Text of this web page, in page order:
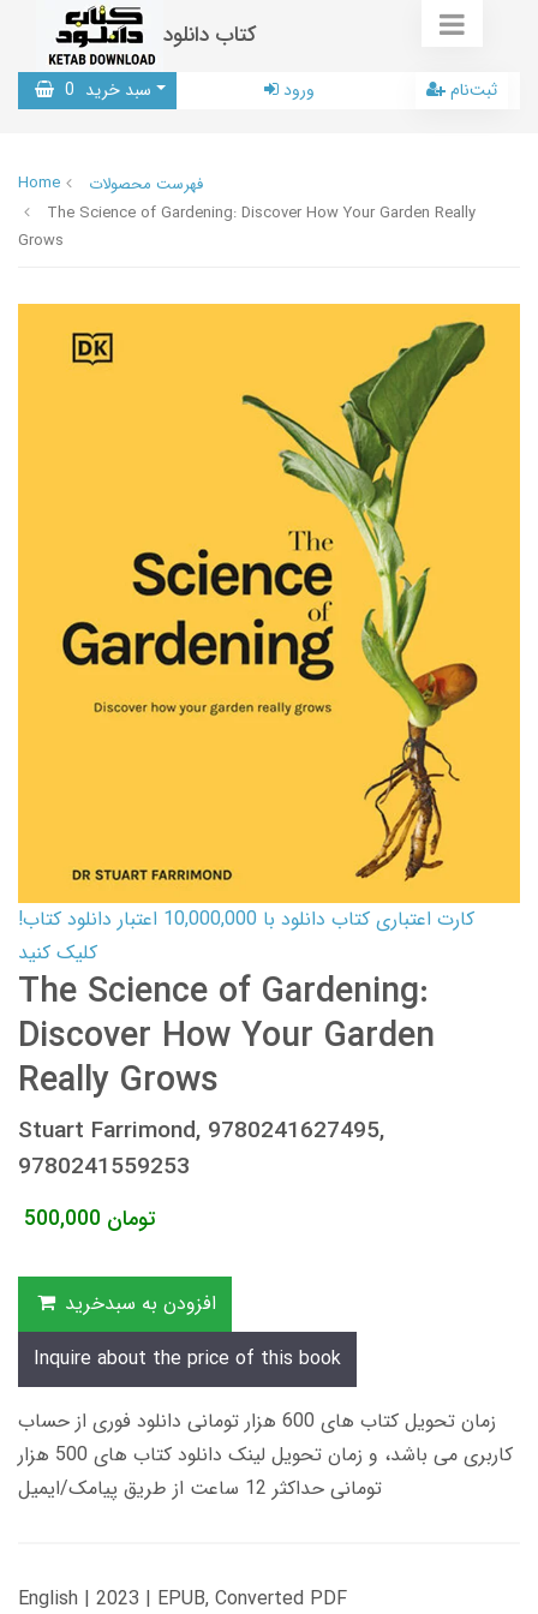
کتاب دانلود
سبد خرید 0 ورود ثبت‌نام
Home
فهرست محصولات
The Science of Gardening: Discover How Your Garden Really
Grows
کارت اعتباری کتاب دانلود با 10,000,000 اعتبار دانلود کتاب!
کلیک کنید
The Science of Gardening:
Discover How Your Garden
Really Grows
Stuart Farrimond, 9780241627495,
9780241559253
500,000 تومان
افزودن به سبدخرید
Inquire about the price of this book
زمان تحویل کتاب های 600 هزار تومانی دانلود فوری از حساب
کاربری می باشد، و زمان تحویل لینک دانلود کتاب های 500 هزار
تومانی حداکثر 12 ساعت از طریق پیامک/ایمیل
English | 2023 | EPUB, Converted PDF